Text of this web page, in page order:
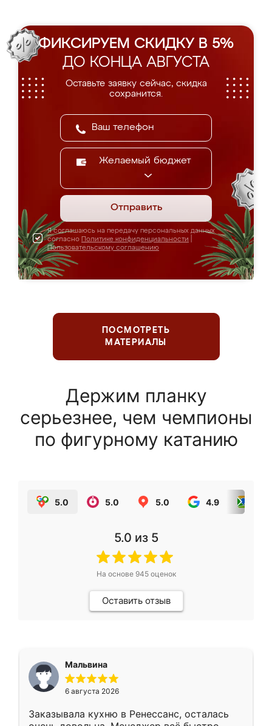
ФИКСИРУЕМ СКИДКУ В 5%
ДО КОНЦА АВГУСТА
Оставьте заявку сейчас, скидка
сохранится.
Желаемый бюджет
Отправить
Я соглашаюсь на передачу персональных данных
согласно Политике конфиденциальности
Пользовательскому соглашению
ПОСМОТРЕТЬ
МАТЕРИАЛЫ
Держим планку
серьезнее, чем чемпионы
по фигурному катанию
5.0 5.0 5.0 4.9
5.0 из 5
На основе 945оценок
Оставить отзыв
Мальвина
6 августа 2026
Заказывала кухню в Ренессанс, осталась